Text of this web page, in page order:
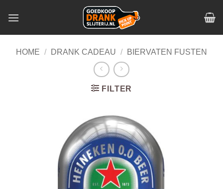
HOME / DRANK CADEAU / BIERVATEN FUSTEN
FILTER